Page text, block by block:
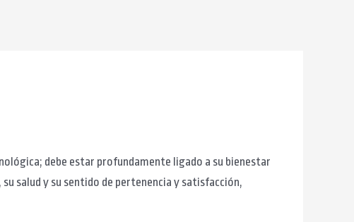
debe estar profundamente ligado a su bienestar
salud y su sentido de pertenencia y satisfacción,